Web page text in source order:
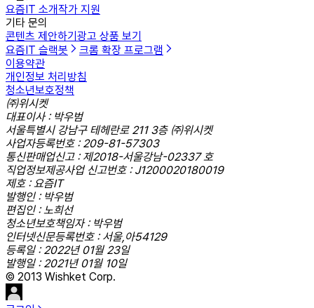
요즘IT 소개작가 지원
기타 문의
콘텐츠 제안하기광고 상품 보기
요즘IT 슬랙봇
크롬 확장 프로그램
이용약관
개인정보 처리방침
청소년보호정책
㈜위시켓
대표이사 : 박우범
서울특별시 강남구 테헤란로 211 3층 ㈜위시켓
사업자등록번호 : 209-81-57303
통신판매업신고 : 제2018-서울강남-02337 호
직업정보제공사업 신고번호 : J1200020180019
제호 : 요즘IT
발행인 : 박우범
편집인 : 노희선
청소년보호책임자 : 박우범
인터넷신문등록번호 : 서울,아54129
등록일 : 2022년 01월 23일
발행일 : 2021년 01월 10일
© 2013 Wishket Corp.